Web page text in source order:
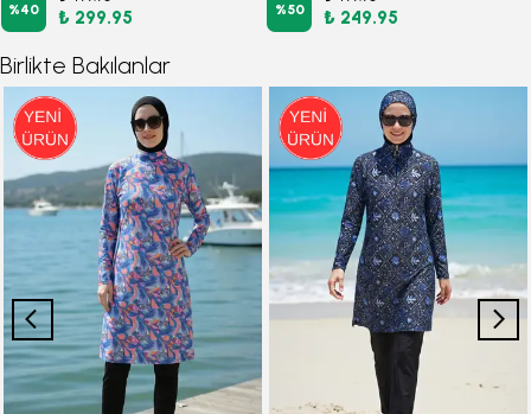
%40 ₺ 299.95 %50 ₺ 249.95
Birlikte Bakılanlar